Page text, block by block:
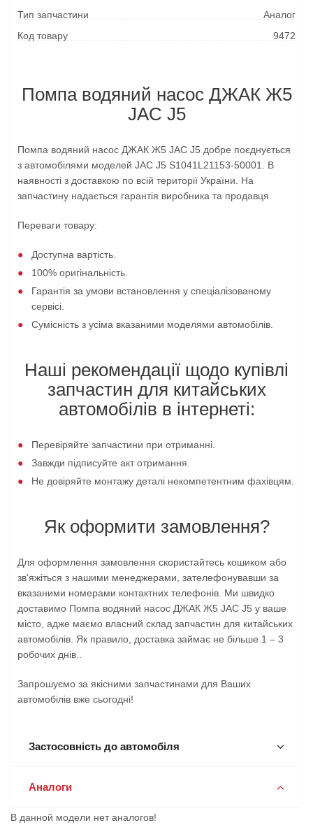
Тип запчастини
Аналог
Код товару
9472
Помпа водяний насос ДЖАК Ж5
JAC J5
Помпа водяний насос ДЖАК Ж5 JAC J5 добре поєднується
з автомобілями моделей JAC J5 S1041L21153-50001. В
наявності з доставкою по всій території України. На
запчастину надається гарантія виробника та продавця.
Переваги товару:
Доступна вартість.
100% оригінальність.
Гарантія за умови встановлення у спеціалізованому
сервісі.
Сумісність з усіма вказаними моделями автомобілів.
Наші рекомендації щодо купівлі
запчастин для китайських
автомобілів в інтернеті:
Перевіряйте запчастини при отриманні.
Завжди підписуйте акт отримання.
Не довіряйте монтажу деталі некомпетентним фахівцям.
Як оформити замовлення?
Для оформлення замовлення скористайтесь кошиком або
зв'яжіться з нашими менеджерами, зателефонувавши за
вказаними номерами контактних телефонів. Ми швидко
доставимо Помпа водяний насос ДЖАК Ж5 JAC J5 у ваше
місто, адже маємо власний склад запчастин для китайських
автомобілів. Як правило, доставка займає не більше 1 – 3
робочих днів..
Запрошуємо за якісними запчастинами для Ваших
автомобілів вже сьогодні!
Застосовність до автомобіля
Аналоги
В данной модели нет аналогов!